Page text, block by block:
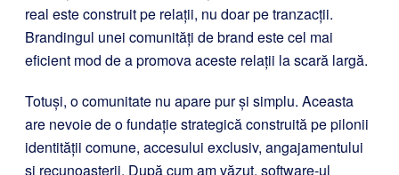
real este construit pe relații, nu doar pe tranzacții.
Brandingul unei comunități de brand este cel mai
eficient mod de a promova aceste relații la scară largă.
Totuși, o comunitate nu apare pur și simplu. Aceasta
are nevoie de o fundație strategică construită pe pilonii
identității comune, accesului exclusiv, angajamentului
și recunoașterii. După cum am văzut, software-ul